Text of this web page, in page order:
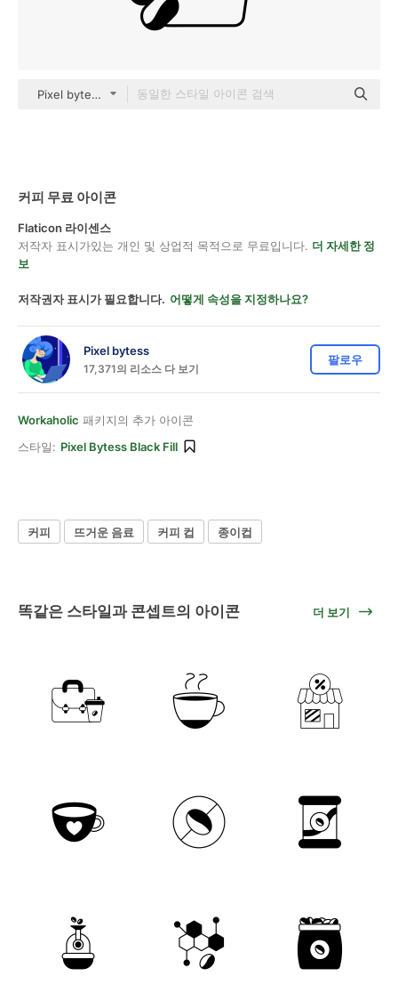
Pixel bytess black fill
커피 무료 아이콘
Flaticon 라이센스
저작자 표시가있는 개인 및 상업적 목적으로 무료입니다. 더 자세한 정
보
저작권자 표시가 필요합니다. 어떻게 속성을 지정하나요?
Pixel bytess
17,371의 리소스 다 보기
팔로우
Workaholic 패키지의 추가 아이콘
스타일: Pixel Bytess Black Fill
커피 뜨거운 음료 커피 컵 종이컵
똑같은 스타일과 콘셉트의 아이콘 더 보기